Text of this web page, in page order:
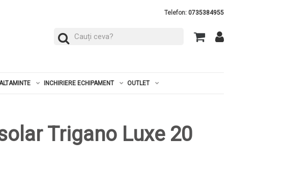
Telefon: 0735384955
INCHIRIERE ECHIPAMENT OUTLET
Trigano Luxe 20